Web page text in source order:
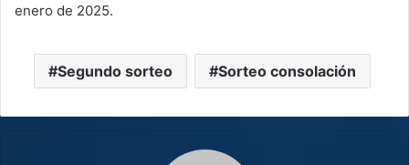
enero de 2025.
Segundo sorteo Sorteo consolación